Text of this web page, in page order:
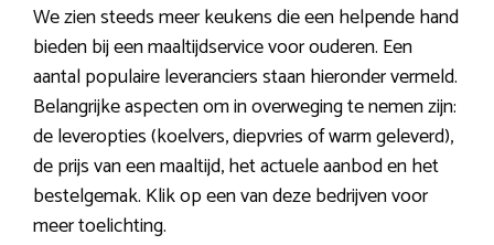
We zien steeds meer keukens die een helpende hand
bieden bij een maaltijdservice voor ouderen. Een
aantal populaire leveranciers staan hieronder vermeld.
Belangrijke aspecten om in overweging te nemen zijn:
de leveropties (koelvers, diepvries of warm geleverd),
de prijs van een maaltijd, het actuele aanbod en het
bestelgemak. Klik op een van deze bedrijven voor
meer toelichting.